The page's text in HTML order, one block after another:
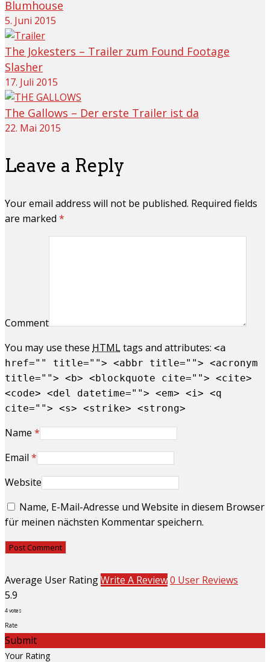
Blumhouse
5. Juni 2015
The Jokesters – Trailer zum Found Footage
Slasher
17. Juli 2015
The Gallows – Der erste Trailer ist da
22. Mai 2015
Leave a Reply
Your email address will not be published. Required fields
are marked *
Comment
You may use these HTMLtags and attributes: <a
href="" title=""> <abbr title=""> <acronym
title=""> <b> <blockquote cite=""> <cite>
<code> <del datetime=""> <em> <i> <q
cite=""> <s> <strike> <strong>
Name *
Email *
Website
Name, E-Mail-Adresse und Website in diesem Browser
für meinen nächsten Kommentar speichern.
Average User RatingWrite A Review0 User Reviews
5.9
4votes
Rate
Submit
Your Rating